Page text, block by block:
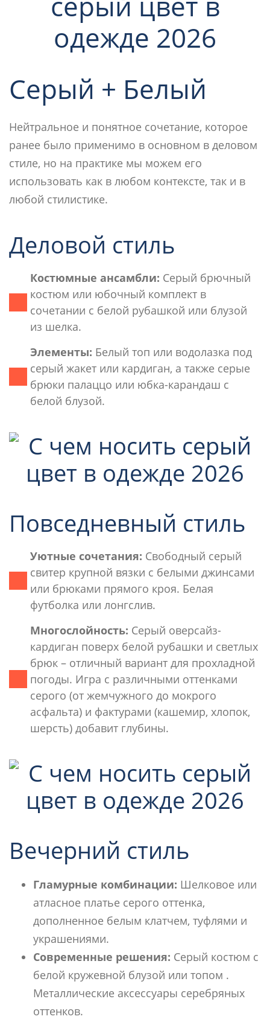
Серый + Белый
Нейтральное и понятное сочетание, которое
ранее было применимо в основном в деловом
стиле, но на практике мы можем его
использовать как в любом контексте, так и в
любой стилистике.
Деловой стиль
Костюмные ансамбли: Серый брючный
костюм или юбочный комплект в
сочетании с белой рубашкой или блузой
из шелка.
Элементы: Белый топ или водолазка под
серый жакет или кардиган, а также серые
брюки палаццо или юбка-карандаш с
белой блузой.
Повседневный стиль
Уютные сочетания: Свободный серый
свитер крупной вязки с белыми джинсами
или брюками прямого кроя. Белая
футболка или лонгслив.
Многослойность: Серый оверсайз-
кардиган поверх белой рубашки и светлых
брюк – отличный вариант для прохладной
погоды. Игра с различными оттенками
серого (от жемчужного до мокрого
асфальта) и фактурами (кашемир, хлопок,
шерсть) добавит глубины.
Вечерний стиль
Гламурные комбинации: Шелковое или
атласное платье серого оттенка,
дополненное белым клатчем, туфлями и
украшениями.
Современные решения: Серый костюм с
белой кружевной блузой или топом .
Металлические аксессуары серебряных
оттенков.